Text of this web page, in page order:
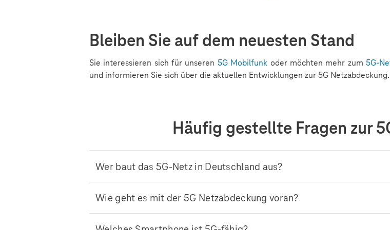
Bleiben Sie auf dem neuesten Stand
Sie interessieren sich für unseren 5G Mobilfunk oder möchten mehr zum5G-
und informieren Sie sich über die aktuellen Entwicklungen zur 5G Netzabdeckung.
Häufig gestellte Fragen zur
Wer baut das 5G-Netz in Deutschland aus?
Wie geht es mit der 5G Netzabdeckung voran?